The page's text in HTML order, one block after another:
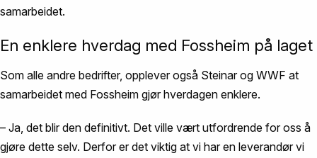
samarbeidet.
En enklere hverdag med Fossheim på laget
Som alle andre bedrifter, opplever også Steinar og WWF at
samarbeidet med Fossheim gjør hverdagen enklere.
– Ja, det blir den definitivt. Det ville vært utfordrende for oss å
gjøre dette selv. Derfor er det viktig at vi har en leverandør vi